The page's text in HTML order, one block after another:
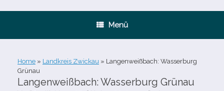
Menü
Home » Landkreis Zwickau » Langenweißbach: Wasserburg
Grünau
Langenweißbach: Wasserburg Grünau